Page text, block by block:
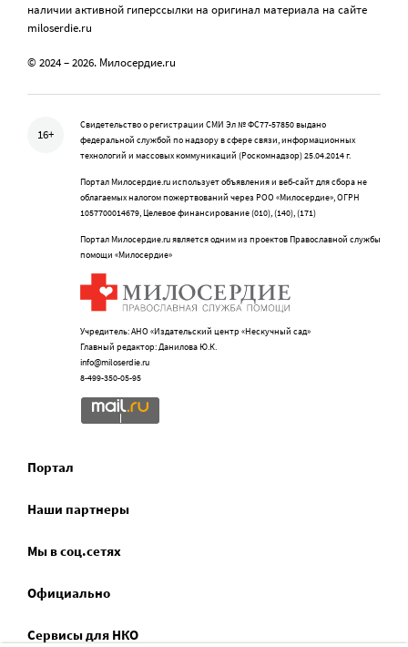
наличии активной гиперссылки на оригинал материала на сайте
miloserdie.ru
© 2024 – 2026. Милосердие.ru
16+
Свидетельство о регистрации СМИ Эл № ФС77-57850 выдано
федеральной службой по надзору в сфере связи, информационных
технологий и массовых коммуникаций (Роскомнадзор) 25.04.2014 г.
Портал Милосердие.ru использует объявления и веб-сайт для сбора не
облагаемых налогом пожертвований через РОО «Милосердие», ОГРН
1057700014679, Целевое финансирование (010), (140), (171)
Портал Милосердие.ru является одним из проектов Православной службы
помощи «Милосердие»
Учредитель: АНО «Издательский центр «Нескучный сад»
Главный редактор: Данилова Ю.К.
info@miloserdie.ru
8-499-350-05-95
Портал
Наши партнеры
Мы в соц.сетях
Официально
Сервисы для НКО